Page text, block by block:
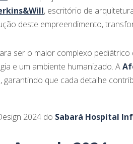
, escritório de
deste empreendimento,
ser o maior complexo
e um ambiente humanizado. A
garantindo que cada detalhe
2024 do Sabará Hospital